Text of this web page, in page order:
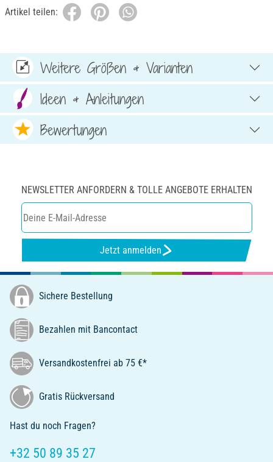
Artikel teilen:
Weitere Größen & Varianten
Ideen & Anleitungen
Bewertungen
NEWSLETTER ANFORDERN & TOLLE ANGEBOTE ERHALTEN
Jetzt anmelden
Sichere Bestellung
Bezahlen mit Bancontact
Versandkostenfrei ab 75 €*
Gratis Rückversand
Hast du noch Fragen?
+32 50 89 35 27